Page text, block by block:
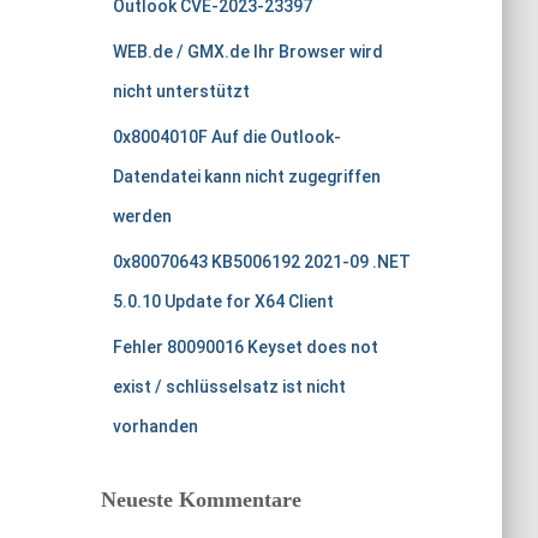
Outlook CVE-2023-23397
WEB.de / GMX.de Ihr Browser wird
nicht unterstützt
0x8004010F Auf die Outlook-
Datendatei kann nicht zugegriffen
werden
0x80070643 KB5006192 2021-09 .NET
5.0.10 Update for X64 Client
Fehler 80090016 Keyset does not
exist / schlüsselsatz ist nicht
vorhanden
Neueste Kommentare